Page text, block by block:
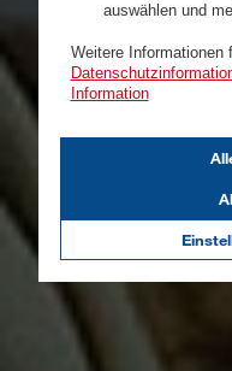
auswählen und
Weitere Informationen
Information